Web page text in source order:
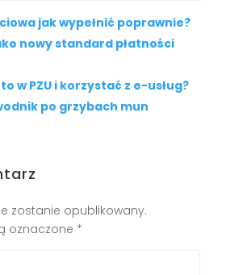
jak wypełnić poprawnie?
nowy standard płatności
w PZU i korzystać z e-usług?
po grzybach mun
zostanie opublikowany.
oznaczone *